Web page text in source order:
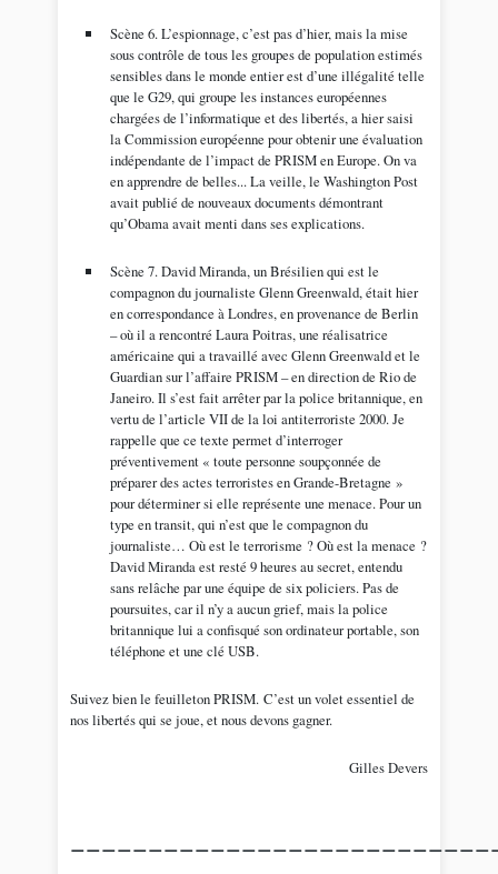
Scène 6. L’espionnage, c’est pas d’hier, mais la mise
sous contrôle de tous les groupes de population estimés
sensibles dans le monde entier est d’une illégalité telle
que le G29, qui groupe les instances européennes
chargées de l’informatique et des libertés, a hier saisi
la Commission européenne pour obtenir une évaluation
indépendante de l’impact de PRISM en Europe. On va
en apprendre de belles... La veille, le Washington Post
avait publié de nouveaux documents démontrant
qu’Obama avait menti dans ses explications.
Scène 7. David Miranda, un Brésilien qui est le
compagnon du journaliste Glenn Greenwald, était hier
en correspondance à Londres, en provenance de Berlin
– où il a rencontré Laura Poitras, une réalisatrice
américaine qui a travaillé avec Glenn Greenwald et le
Guardian sur l’affaire PRISM – en direction de Rio de
Janeiro. Il s’est fait arrêter par la police britannique, en
vertu de l’article VII de la loi antiterroriste 2000. Je
rappelle que ce texte permet d’interroger
préventivement « toute personne soupçonnée de
préparer des actes terroristes en Grande-Bretagne »
pour déterminer si elle représente une menace. Pour un
type en transit, qui n’est que le compagnon du
journaliste… Où est le terrorisme ? Où est la menace ?
David Miranda est resté 9 heures au secret, entendu
sans relâche par une équipe de six policiers. Pas de
poursuites, car il n’y a aucun grief, mais la police
britannique lui a confisqué son ordinateur portable, son
téléphone et une clé USB.
Suivez bien le feuilleton PRISM. C’est un volet essentiel de
nos libertés qui se joue, et nous devons gagner.
Gilles Devers